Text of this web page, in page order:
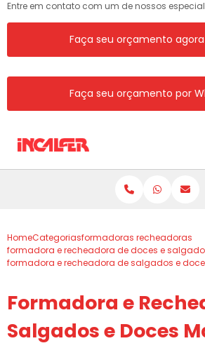
Entre em contato com um de nossos
Faça seu orçamento
Faça seu orçamento por
HomeCategoriasformadoras recheadoras
formadora e recheadora de doces e
formadora e recheadora de salgados e
Formadora e
Salgados e Doces